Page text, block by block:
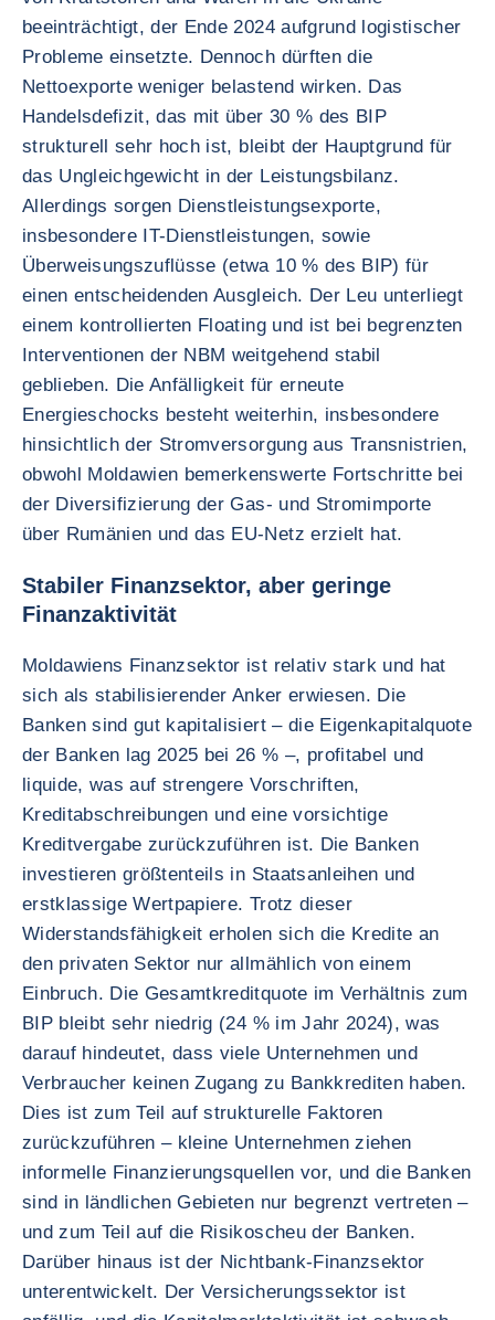
beeinträchtigt, der Ende 2024 aufgrund logistischer
Probleme einsetzte. Dennoch dürften die
Nettoexporte weniger belastend wirken. Das
Handelsdefizit, das mit über 30 % des BIP
strukturell sehr hoch ist, bleibt der Hauptgrund für
das Ungleichgewicht in der Leistungsbilanz.
Allerdings sorgen Dienstleistungsexporte,
insbesondere IT-Dienstleistungen, sowie
Überweisungszuflüsse (etwa 10 % des BIP) für
einen entscheidenden Ausgleich. Der Leu unterliegt
einem kontrollierten Floating und ist bei begrenzten
Interventionen der NBM weitgehend stabil
geblieben. Die Anfälligkeit für erneute
Energieschocks besteht weiterhin, insbesondere
hinsichtlich der Stromversorgung aus Transnistrien,
obwohl Moldawien bemerkenswerte Fortschritte bei
der Diversifizierung der Gas- und Stromimporte
über Rumänien und das EU-Netz erzielt hat.
Stabiler Finanzsektor, aber geringe
Finanzaktivität
Moldawiens Finanzsektor ist relativ stark und hat
sich als stabilisierender Anker erwiesen. Die
Banken sind gut kapitalisiert – die Eigenkapitalquote
der Banken lag 2025 bei 26 % –, profitabel und
liquide, was auf strengere Vorschriften,
Kreditabschreibungen und eine vorsichtige
Kreditvergabe zurückzuführen ist. Die Banken
investieren größtenteils in Staatsanleihen und
erstklassige Wertpapiere. Trotz dieser
Widerstandsfähigkeit erholen sich die Kredite an
den privaten Sektor nur allmählich von einem
Einbruch. Die Gesamtkreditquote im Verhältnis zum
BIP bleibt sehr niedrig (24 % im Jahr 2024), was
darauf hindeutet, dass viele Unternehmen und
Verbraucher keinen Zugang zu Bankkrediten haben.
Dies ist zum Teil auf strukturelle Faktoren
zurückzuführen – kleine Unternehmen ziehen
informelle Finanzierungsquellen vor, und die Banken
sind in ländlichen Gebieten nur begrenzt vertreten –
und zum Teil auf die Risikoscheu der Banken.
Darüber hinaus ist der Nichtbank-Finanzsektor
unterentwickelt. Der Versicherungssektor ist